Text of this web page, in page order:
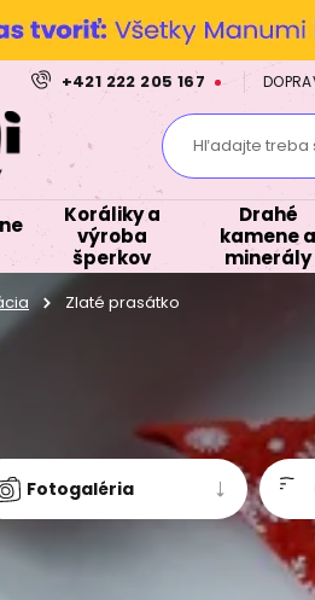
+421 222 205 167
Hľadajte treba
Koráliky a
výroba
šperkov
Drahé
kamene a
minerály
Zlaté prasátko
Fotogaléria